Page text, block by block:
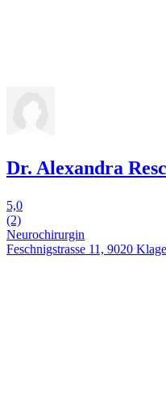
Dr. Alexandra
5,0
(2)
Neurochirurgin
Feschnigstrasse 11, 9020